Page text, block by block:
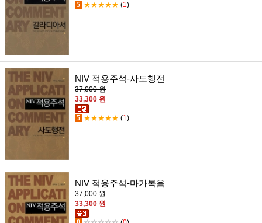
5 ★★★★★ (1)
NIV 적용주석-사도행전
37,000 원
33,300 원
5 ★★★★★ (1)
NIV 적용주석-마가복음
37,000 원
33,300 원